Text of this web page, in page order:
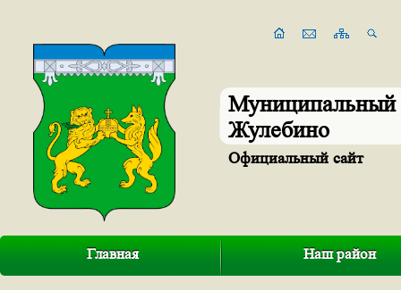
Муниципальный
Жулебино
Официальный сайт
Главная Наш район